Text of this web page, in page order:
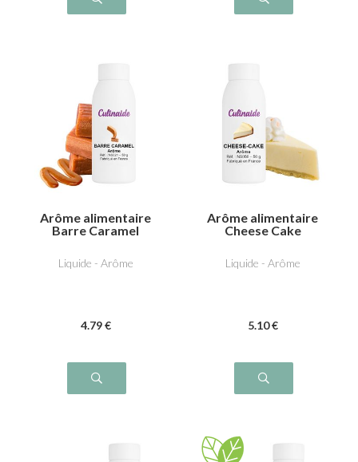
Arôme alimentaire
Barre Caramel
Liquide - Arôme
4.79 €
Arôme alimentaire
Cheese Cake
Liquide - Arôme
5.10 €